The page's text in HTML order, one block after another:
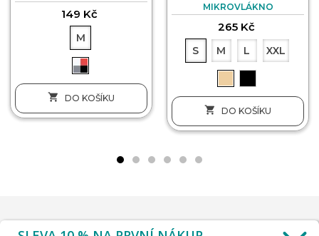
149 Kč
M
 DO KOŠÍKU
MIKROVLÁKNO
265 Kč
S M L XXL
 DO KOŠÍKU